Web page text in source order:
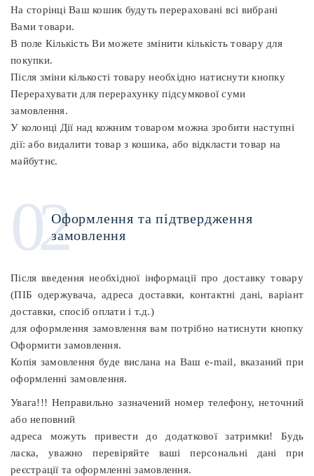
На сторінці Ваш кошик будуть перераховані всі вибрані
Вами товари.
В поле Кількість Ви можете змінити кількість товару для
покупки.
Після зміни кількості товару необхідно натиснути кнопку
Перерахувати для перерахунку підсумкової суми
замовлення.
У колонці Дії над кожним товаром можна зробити наступні
дії: або видалити товар з кошика, або відкласти товар на
майбутнє.
02Оформлення та підтвердження
замовлення
Після введення необхідної інформації про доставку товару
(ПІБ одержувача, адреса доставки, контактні дані, варіант
доставки, спосіб оплати і т.д.)
для оформлення замовлення вам потрібно натиснути кнопку
Оформити замовлення.
Копія замовлення буде вислана на Ваш e-mail, вказаний при
оформленні замовлення.
Увага!!! Неправильно зазначений номер телефону, неточний
або неповний
адреса можуть привести до додаткової затримки! Будь
ласка, уважно перевіряйте ваші персональні дані при
реєстрації та оформленні замовлення.